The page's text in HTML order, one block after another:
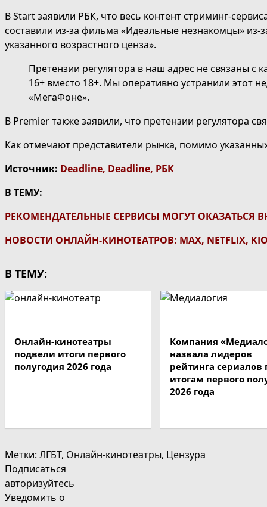
В Start заявили РБК, что весь контент стриминг-
составили из-за фильма «Идеальные незнакомцы»
указанного возрастного ценза».
Претензии регулятора в наш адрес не связаны
16+ вместо 18+. Мы оперативно устранили этот
«МегаФоне».
В Premier также заявили, что претензии регулятора
Как отмечают представители рынка, помимо
Источник: Deadline, Deadline, РБК
В ТЕМУ:
РЕКОМЕНДАТЕЛЬНЫЕ СЕРВИСЫ МОГУТ ОКАЗАТЬСЯ
НОВОСТИ ОНЛАЙН-КИНОТЕАТРОВ: MAX, NETFLIX,
В ТЕМУ:
Онлайн-кинотеатры
подвели итоги первого
полугодия 2026 года
Компания
назвала лидеров
рейтинга сериалов
итогам первого
2026 года
Метки: ЛГБТ, Онлайн-кинотеатры, Цензура
Подписаться
авторизуйтесь
Уведомить о